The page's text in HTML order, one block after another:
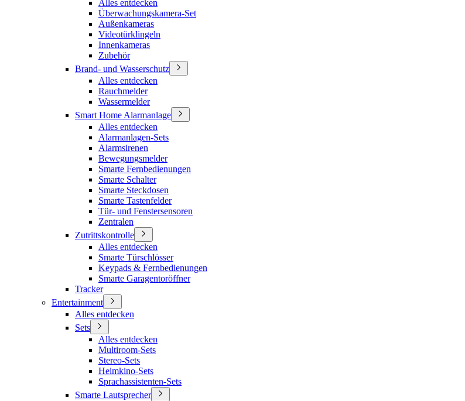
Alles entdecken
Überwachungskamera-Set
Außenkameras
Videotürklingeln
Innenkameras
Zubehör
Brand- und Wasserschutz
Alles entdecken
Rauchmelder
Wassermelder
Smart Home Alarmanlage
Alles entdecken
Alarmanlagen-Sets
Alarmsirenen
Bewegungsmelder
Smarte Fernbedienungen
Smarte Schalter
Smarte Steckdosen
Smarte Tastenfelder
Tür- und Fenstersensoren
Zentralen
Zutrittskontrolle
Alles entdecken
Smarte Türschlösser
Keypads & Fernbedienungen
Smarte Garagentoröffner
Tracker
Entertainment
Alles entdecken
Sets
Alles entdecken
Multiroom-Sets
Stereo-Sets
Heimkino-Sets
Sprachassistenten-Sets
Smarte Lautsprecher